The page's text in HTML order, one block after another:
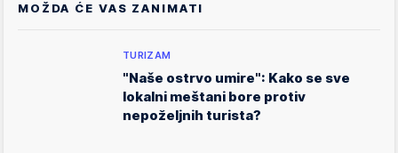
MOŽDA ĆE VAS ZANIMATI
TURIZAM
"Naše ostrvo umire": Kako se sve
lokalni meštani bore protiv
nepoželjnih turista?